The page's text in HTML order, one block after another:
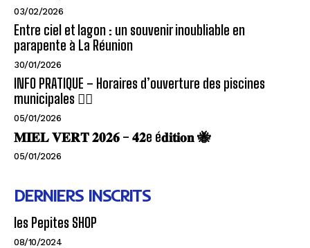
03/02/2026
Entre ciel et lagon : un souvenir inoubliable en
parapente à La Réunion
30/01/2026
INFO PRATIQUE – Horaires d’ouverture des piscines
municipales 🏊‍♂️
05/01/2026
𝐌𝐈𝐄𝐋 𝐕𝐄𝐑𝐓 𝟐𝟎𝟐𝟔 – 𝟒𝟐e é𝐝𝐢𝐭𝐢𝐨𝐧 🐝
05/01/2026
DERNIERS INSCRITS
les Pepites SHOP
08/10/2024